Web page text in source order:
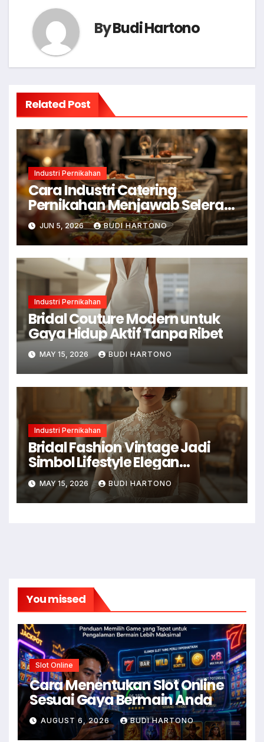
ByBudi Hartono
Related Post
Industri Pernikahan
Cara Industri Catering
Pernikahan Menjawab Selera
Modern
JUN 5, 2026 BUDI HARTONO
Industri Pernikahan
Bridal Couture Modern untuk
Gaya Hidup Aktif Tanpa Ribet
MAY 15, 2026 BUDI HARTONO
Industri Pernikahan
Bridal Fashion Vintage Jadi
Simbol Lifestyle Elegan
Digandrungi
MAY 15, 2026 BUDI HARTONO
You missed
Slot Online
Cara Menentukan Slot Online
Sesuai Gaya Bermain Anda
AUGUST 6, 2026 BUDI HARTONO